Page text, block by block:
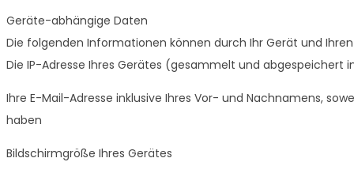
Geräte-abhängige Daten
Die folgenden Informationen können durch Ihr Gerät und
Die IP-Adresse Ihres Gerätes (gesammelt und abgespeichert
Ihre E-Mail-Adresse inklusive Ihres Vor- und Nachnamens,
haben
Bildschirmgröße Ihres Gerätes